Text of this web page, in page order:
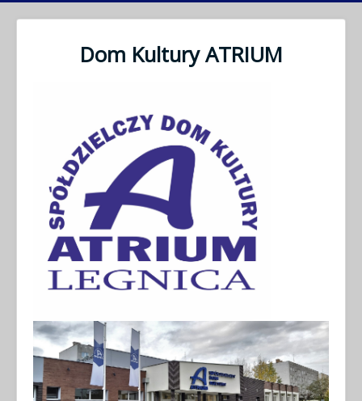
Dom Kultury ATRIUM